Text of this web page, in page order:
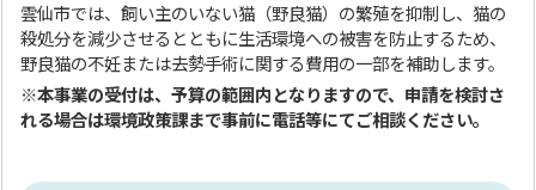
雲仙市では、飼い主のいない猫（野良猫）の繁殖を抑制し、猫の
殺処分を減少させるとともに生活環境への被害を防止するため、
野良猫の不妊または去勢手術に関する費用の一部を補助します。
※本事業の受付は、予算の範囲内となりますので、申請を検討さ
れる場合は環境政策課まで事前に電話等にてご相談ください。